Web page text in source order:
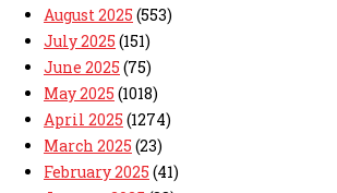
August 2025 (553)
July 2025 (151)
June 2025 (75)
May 2025 (1018)
April 2025 (1274)
March 2025 (23)
February 2025 (41)